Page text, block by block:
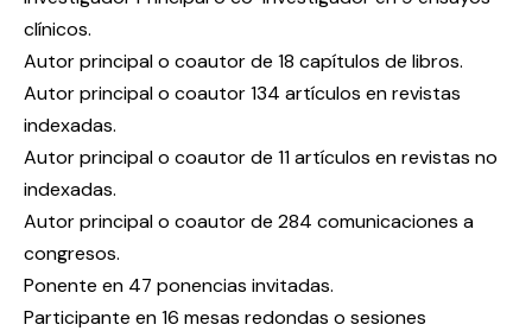
clínicos.
Autor principal o coautor de 18 capítulos de libros.
Autor principal o coautor 134 artículos en revistas
indexadas.
Autor principal o coautor de 11 artículos en revistas no
indexadas.
Autor principal o coautor de 284 comunicaciones a
congresos.
Ponente en 47 ponencias invitadas.
Participante en 16 mesas redondas o sesiones